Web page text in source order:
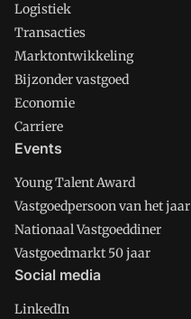
Logistiek
Transacties
Marktontwikkeling
Bijzonder vastgoed
Economie
Carriere
Events
Young Talent Award
Vastgoedpersoon van het jaar
Nationaal Vastgoeddiner
Vastgoedmarkt 50 jaar
Social media
LinkedIn